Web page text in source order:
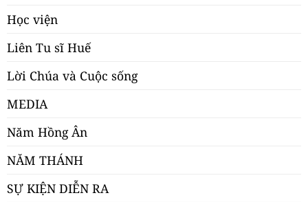
Học viện
Liên Tu sĩ Huế
Lời Chúa và Cuộc sống
MEDIA
Năm Hồng Ân
NĂM THÁNH
SỰ KIỆN DIỄN RA